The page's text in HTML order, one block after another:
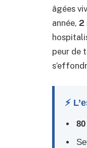
âgées
année, 2
peur de
⚡